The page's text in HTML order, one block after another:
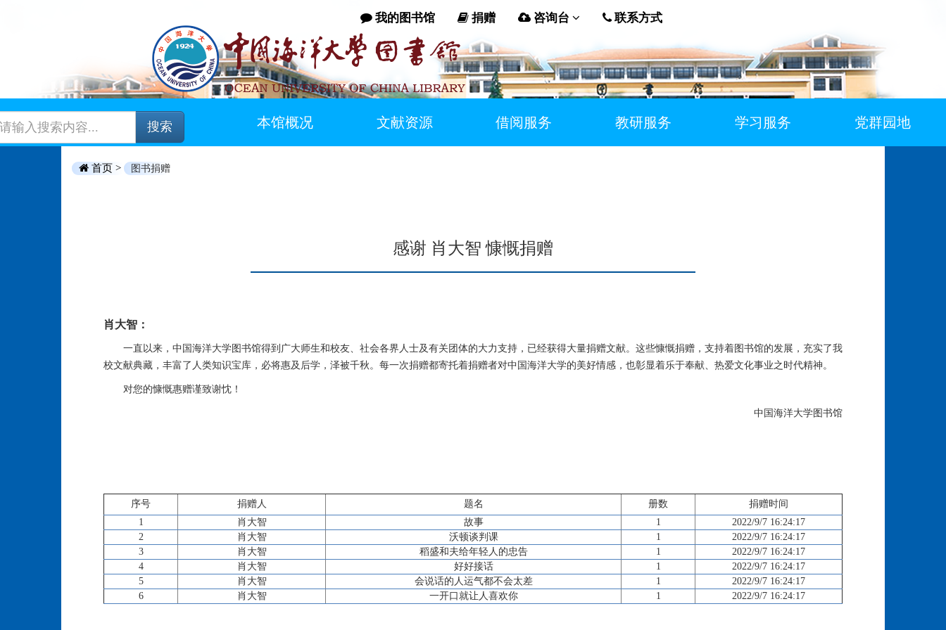
我的图书馆 捐赠 咨询台 联系方式
搜索 本馆概况 文献资源 借阅服务 教研服务 学习服务 党群园地
首页 > 图书捐赠
感谢 肖大智 慷慨捐赠
肖大智：
一直以来，中国海洋大学图书馆得到广大师生和校友、社会各界人士及有关团体的大力支持，已经获得大量捐赠文献。这些慷慨捐赠，支持着图书馆的发展，充实了我
校文献典藏，丰富了人类知识宝库，必将惠及后学，泽被千秋。每一次捐赠都寄托着捐赠者对中国海洋大学的美好情感，也彰显着乐于奉献、热爱文化事业之时代精神。
对您的慷慨惠赠谨致谢忱！
中国海洋大学图书馆
序号 捐赠人 题名 册数
捐赠时间
1
肖大智 故事 1
2022/9/7 16:24:17
2
肖大智 沃顿谈判课 1
2022/9/7 16:24:17
3
肖大智 稻盛和夫给年轻人的忠告 1
2022/9/7 16:24:17
4
肖大智 好好接话 1
2022/9/7 16:24:17
5
肖大智 会说话的人运气都不会太差 1
2022/9/7 16:24:17
6
肖大智 一开口就让人喜欢你 1 2022/9/7 16:24:17